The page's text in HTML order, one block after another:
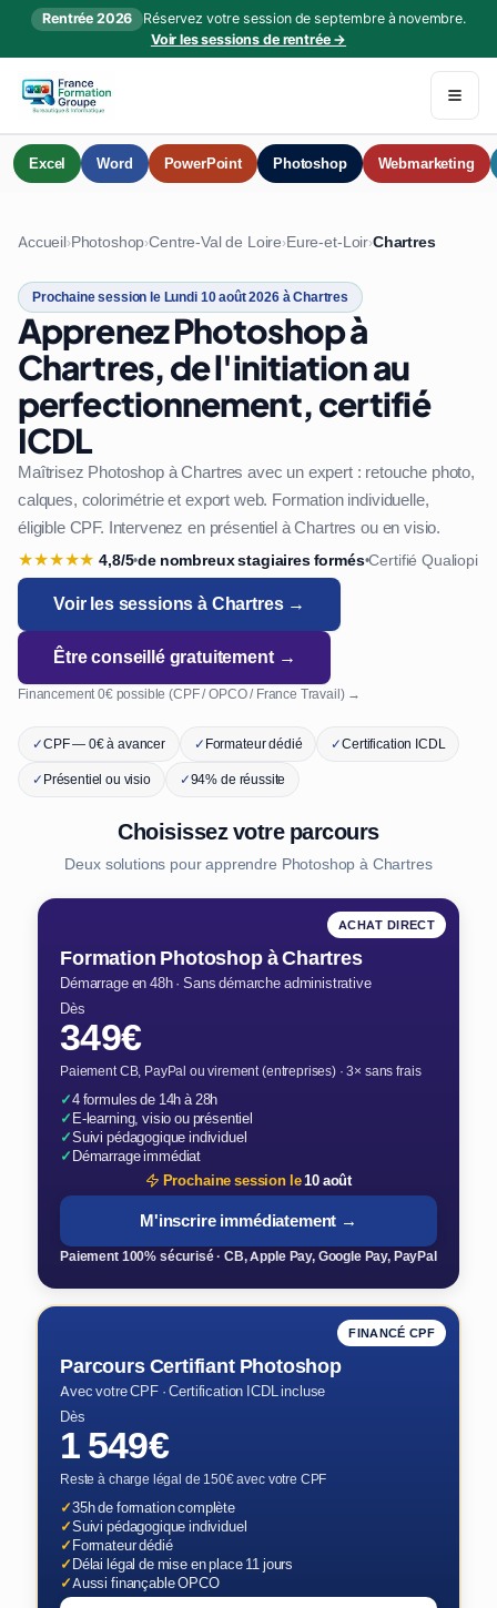
Rentrée 2026
Réservez votre session de septembre à novembre.
Voir les sessions de rentrée →
Excel Word PowerPoint Photoshop Webmarketing
Accueil›Photoshop›Centre-Val de Loire›Eure-et-Loir›Chartres
Prochaine session le Lundi 10 août 2026 à Chartres
Apprenez Photoshop à
Chartres, de l'initiation au
perfectionnement, certifié
ICDL
Maîtrisez Photoshop à Chartres avec un expert : retouche photo,
calques, colorimétrie et export web. Formation individuelle,
éligible CPF. Intervenez en présentiel à Chartres ou en visio.
★★★★★ 4,8/5•de nombreux stagiaires formés•Certifié Qualiopi
Voir les sessions à Chartres →
Être conseillé gratuitement →
Financement 0€ possible (CPF / OPCO / France Travail) →
✓CPF — 0€ à avancer ✓Formateur dédié ✓Certification ICDL
✓Présentiel ou visio ✓94% de réussite
Choisissez votre parcours
Deux solutions pour apprendre Photoshop à Chartres
ACHAT DIRECT
Formation Photoshop à Chartres
Démarrage en 48h · Sans démarche administrative
Dès
349€
Paiement CB, PayPal ou virement (entreprises) · 3× sans frais
✓4 formules de 14h à 28h
✓E-learning, visio ou présentiel
✓Suivi pédagogique individuel
✓Démarrage immédiat
Prochaine session le10 août
M'inscrire immédiatement →
Paiement 100% sécurisé · CB, Apple Pay, Google Pay, PayPal
FINANCÉ CPF
Parcours Certifiant Photoshop
Avec votre CPF · Certification ICDL incluse
Dès
1 549€
Reste à charge légal de 150€ avec votre CPF
✓35h de formation complète
✓Suivi pédagogique individuel
✓Formateur dédié
✓Délai légal de mise en place 11 jours
✓Aussi finançable OPCO